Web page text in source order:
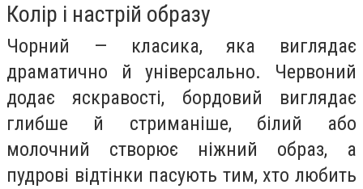
Колір і настрій образу
Чорний — класика, яка виглядає
драматично й універсально. Червоний
додає яскравості, бордовий виглядає
глибше й стриманіше, білий або
молочний створює ніжний образ, а
пудрові відтінки пасують тим, хто любить